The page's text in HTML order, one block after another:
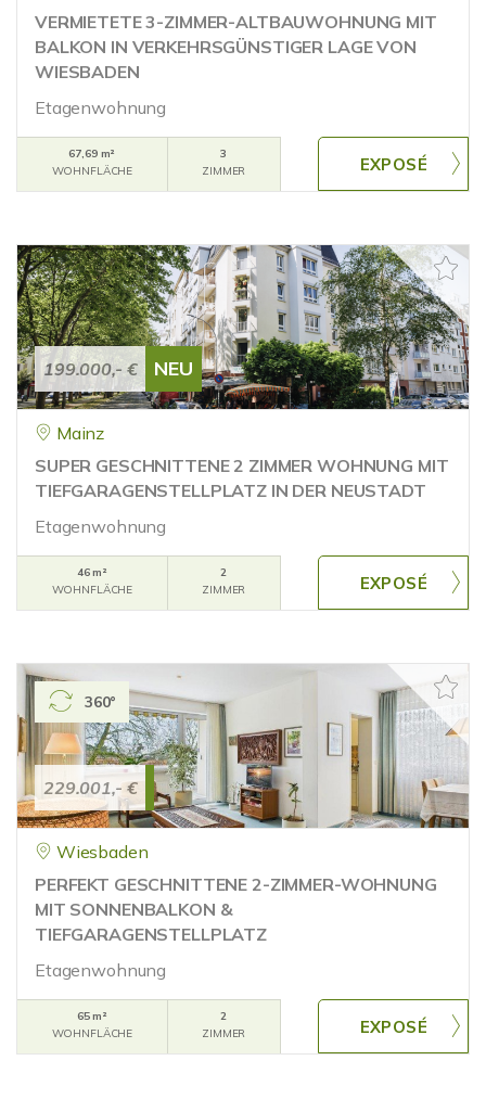
VERMIETETE 3-ZIMMER-ALTBAUWOHNUNG MIT
BALKON IN VERKEHRSGÜNSTIGER LAGE VON
WIESBADEN
Etagenwohnung
67,69 m²
WOHNFLÄCHE
3
ZIMMER
199.000,- € NEU
Mainz
SUPER GESCHNITTENE 2 ZIMMER WOHNUNG MIT
TIEFGARAGENSTELLPLATZ IN DER NEUSTADT
Etagenwohnung
46 m²
WOHNFLÄCHE
2
ZIMMER
229.001,- €
360°
Wiesbaden
PERFEKT GESCHNITTENE 2-ZIMMER-WOHNUNG
MIT SONNENBALKON &
TIEFGARAGENSTELLPLATZ
Etagenwohnung
65 m²
WOHNFLÄCHE
2
ZIMMER